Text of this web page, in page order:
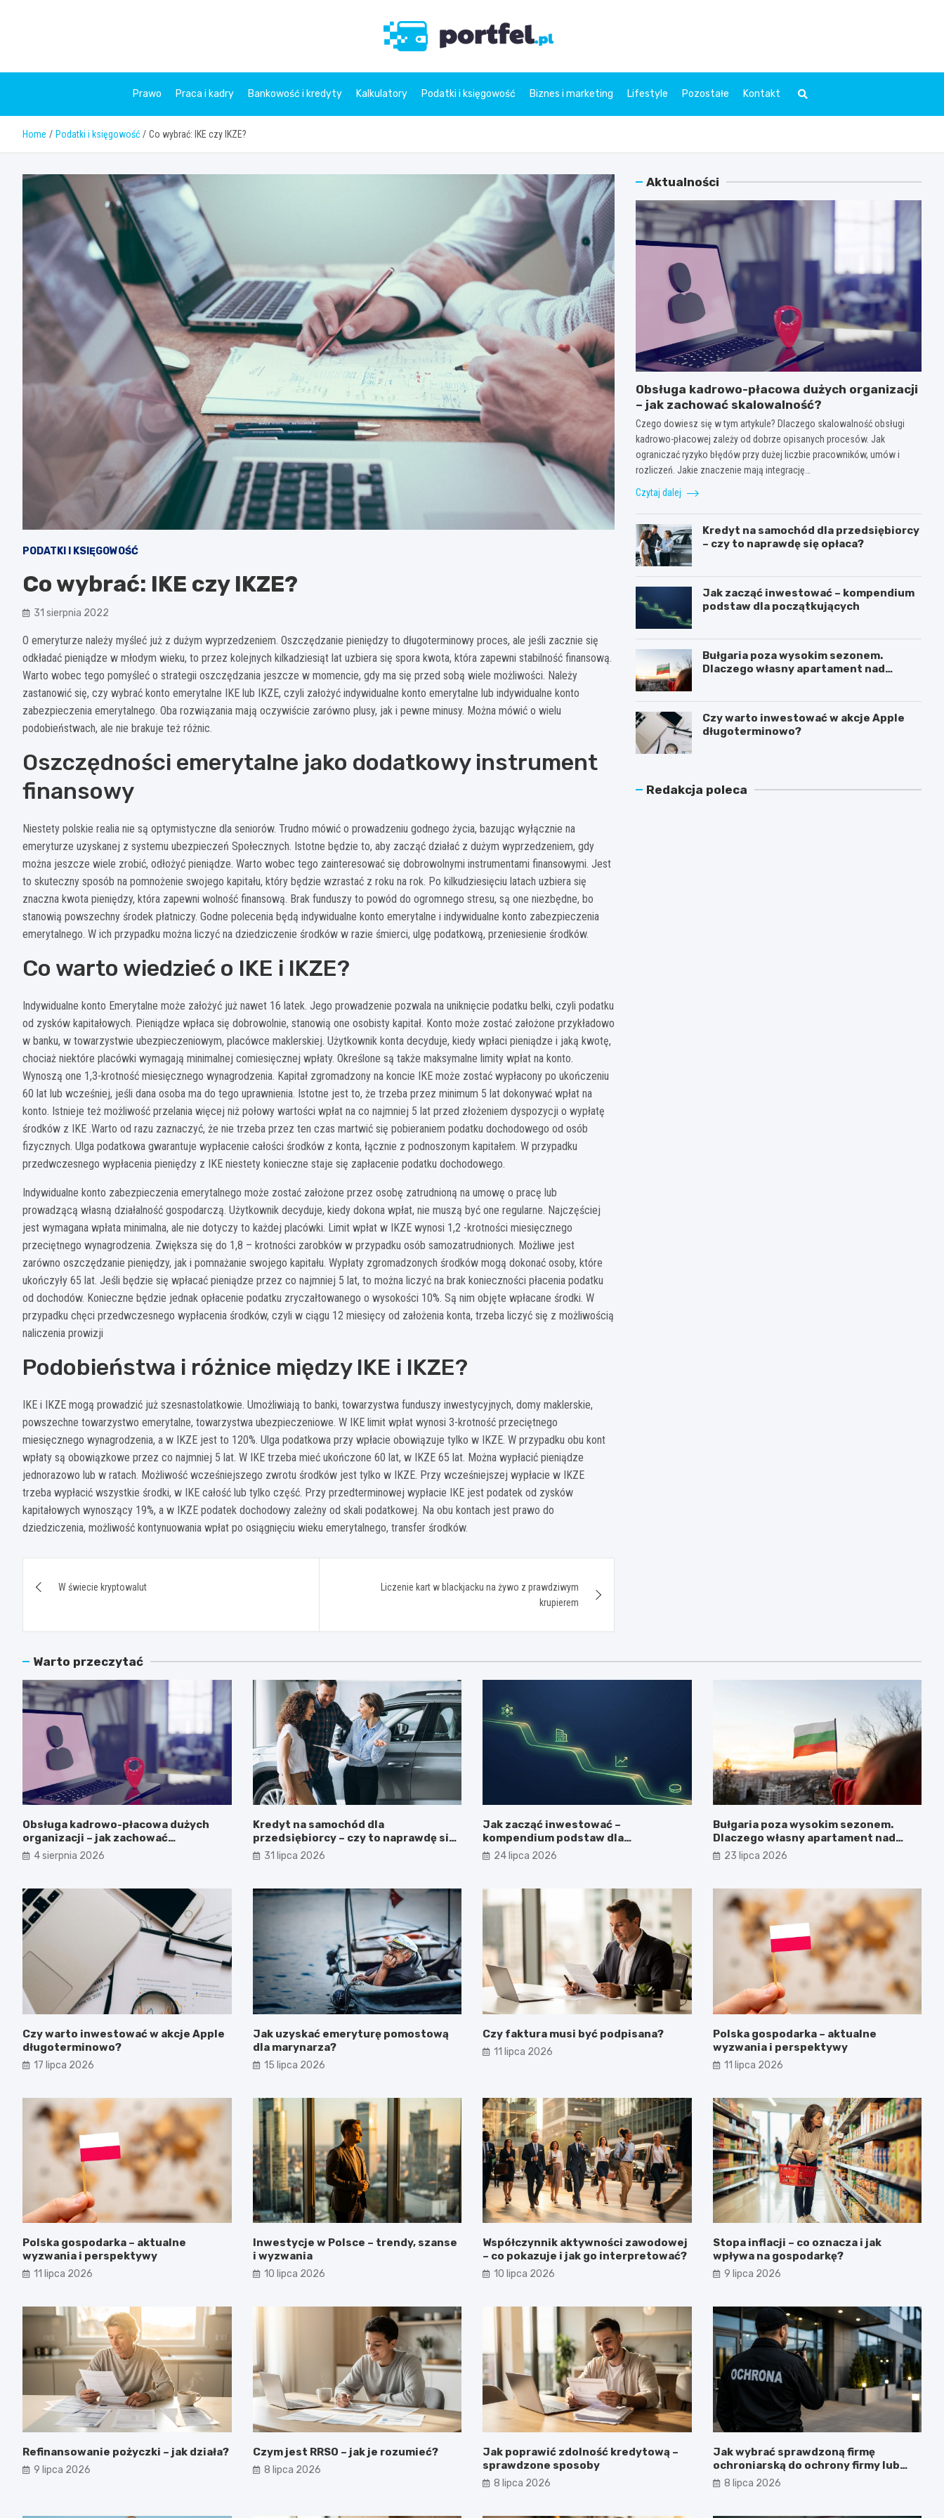
Prawo Praca i kadry Bankowość i kredyty Kalkulatory Podatki i księgowość Biznes i marketing Lifestyle Pozostałe Kontakt
Home Podatki i księgowość Co wybrać: IKE czy IKZE?
PODATKI I KSIĘGOWOŚĆ
Co wybrać: IKE czy IKZE?
31 sierpnia 2022
O emeryturze należy myśleć już z dużym wyprzedzeniem. Oszczędzanie pieniędzy to długoterminowy proces, ale jeśli zacznie się
odkładać pieniądze w młodym wieku, to przez kolejnych kilkadziesiąt lat uzbiera się spora kwota, która zapewni stabilność finansową.
Warto wobec tego pomyśleć o strategii oszczędzania jeszcze w momencie, gdy ma się przed sobą wiele możliwości. Należy
zastanowić się, czy wybrać konto emerytalne IKE lub IKZE, czyli założyć indywidualne konto emerytalne lub indywidualne konto
zabezpieczenia emerytalnego. Oba rozwiązania mają oczywiście zarówno plusy, jak i pewne minusy. Można mówić o wielu
podobieństwach, ale nie brakuje też różnic.
Oszczędności emerytalne jako dodatkowy instrument
finansowy
Niestety polskie realia nie są optymistyczne dla seniorów. Trudno mówić o prowadzeniu godnego życia, bazując wyłącznie na
emeryturze uzyskanej z systemu ubezpieczeń Społecznych. Istotne będzie to, aby zacząć działać z dużym wyprzedzeniem, gdy
można jeszcze wiele zrobić, odłożyć pieniądze. Warto wobec tego zainteresować się dobrowolnymi instrumentami finansowymi. Jest
to skuteczny sposób na pomnożenie swojego kapitału, który będzie wzrastać z roku na rok. Po kilkudziesięciu latach uzbiera się
znaczna kwota pieniędzy, która zapewni wolność finansową. Brak funduszy to powód do ogromnego stresu, są one niezbędne, bo
stanowią powszechny środek płatniczy. Godne polecenia będą indywidualne konto emerytalne i indywidualne konto zabezpieczenia
emerytalnego. W ich przypadku można liczyć na dziedziczenie środków w razie śmierci, ulgę podatkową, przeniesienie środków.
Co warto wiedzieć o IKE i IKZE?
Indywidualne konto Emerytalne może założyć już nawet 16 latek. Jego prowadzenie pozwala na uniknięcie podatku belki, czyli podatku
od zysków kapitałowych. Pieniądze wpłaca się dobrowolnie, stanowią one osobisty kapitał. Konto może zostać założone przykładowo
w banku, w towarzystwie ubezpieczeniowym, placówce maklerskiej. Użytkownik konta decyduje, kiedy wpłaci pieniądze i jaką kwotę,
chociaż niektóre placówki wymagają minimalnej comiesięcznej wpłaty. Określone są także maksymalne limity wpłat na konto.
Wynoszą one 1,3-krotność miesięcznego wynagrodzenia. Kapitał zgromadzony na koncie IKE może zostać wypłacony po ukończeniu
60 lat lub wcześniej, jeśli dana osoba ma do tego uprawnienia. Istotne jest to, że trzeba przez minimum 5 lat dokonywać wpłat na
konto. Istnieje też możliwość przelania więcej niż połowy wartości wpłat na co najmniej 5 lat przed złożeniem dyspozycji o wypłatę
środków z IKE .Warto od razu zaznaczyć, że nie trzeba przez ten czas martwić się pobieraniem podatku dochodowego od osób
fizycznych. Ulga podatkowa gwarantuje wypłacenie całości środków z konta, łącznie z podnoszonym kapitałem. W przypadku
przedwczesnego wypłacenia pieniędzy z IKE niestety konieczne staje się zapłacenie podatku dochodowego.
Indywidualne konto zabezpieczenia emerytalnego może zostać założone przez osobę zatrudnioną na umowę o pracę lub
prowadzącą własną działalność gospodarczą. Użytkownik decyduje, kiedy dokona wpłat, nie muszą być one regularne. Najczęściej
jest wymagana wpłata minimalna, ale nie dotyczy to każdej placówki. Limit wpłat w IKZE wynosi 1,2 -krotności miesięcznego
przeciętnego wynagrodzenia. Zwiększa się do 1,8 – krotności zarobków w przypadku osób samozatrudnionych. Możliwe jest
zarówno oszczędzanie pieniędzy, jak i pomnażanie swojego kapitału. Wypłaty zgromadzonych środków mogą dokonać osoby, które
ukończyły 65 lat. Jeśli będzie się wpłacać pieniądze przez co najmniej 5 lat, to można liczyć na brak konieczności płacenia podatku
od dochodów. Konieczne będzie jednak opłacenie podatku zryczałtowanego o wysokości 10%. Są nim objęte wpłacane środki. W
przypadku chęci przedwczesnego wypłacenia środków, czyli w ciągu 12 miesięcy od założenia konta, trzeba liczyć się z możliwością
naliczenia prowizji
Podobieństwa i różnice między IKE i IKZE?
IKE i IKZE mogą prowadzić już szesnastolatkowie. Umożliwiają to banki, towarzystwa funduszy inwestycyjnych, domy maklerskie,
powszechne towarzystwo emerytalne, towarzystwa ubezpieczeniowe. W IKE limit wpłat wynosi 3-krotność przeciętnego
miesięcznego wynagrodzenia, a w IKZE jest to 120%. Ulga podatkowa przy wpłacie obowiązuje tylko w IKZE. W przypadku obu kont
wpłaty są obowiązkowe przez co najmniej 5 lat. W IKE trzeba mieć ukończone 60 lat, w IKZE 65 lat. Można wypłacić pieniądze
jednorazowo lub w ratach. Możliwość wcześniejszego zwrotu środków jest tylko w IKZE. Przy wcześniejszej wypłacie w IKZE
trzeba wypłacić wszystkie środki, w IKE całość lub tylko część. Przy przedterminowej wypłacie IKE jest podatek od zysków
kapitałowych wynoszący 19%, a w IKZE podatek dochodowy zależny od skali podatkowej. Na obu kontach jest prawo do
dziedziczenia, możliwość kontynuowania wpłat po osiągnięciu wieku emerytalnego, transfer środków.
wpisu
W świecie kryptowalut
Liczenie kart w blackjacku na żywo z prawdziwym
krupierem
Aktualności
Obsługa kadrowo-płacowa dużych organizacji
– jak zachować skalowalność?
Czego dowiesz się w tym artykule? Dlaczego skalowalność obsługi
kadrowo-płacowej zależy od dobrze opisanych procesów. Jak
ograniczać ryzyko błędów przy dużej liczbie pracowników, umów i
rozliczeń. Jakie znaczenie mają integrację…
Czytaj dalej
Kredyt na samochód dla przedsiębiorcy
– czy to naprawdę się opłaca?
Jak zacząć inwestować – kompendium
podstaw dla początkujących
Bułgaria poza wysokim sezonem.
Dlaczego własny apartament nad
Czy warto inwestować w akcje Apple
długoterminowo?
Redakcja poleca
Warto przeczytać
Obsługa kadrowo-płacowa dużych
organizacji – jak zachować
skalowalność?
4 sierpnia 2026
Kredyt na samochód dla
przedsiębiorcy – czy to naprawdę się
opłaca?
31 lipca 2026
Jak zacząć inwestować –
kompendium podstaw dla
początkujących
24 lipca 2026
Bułgaria poza wysokim sezonem.
Dlaczego własny apartament nad
Morzem Czarnym opłaca się nie tylko
latem?
23 lipca 2026
Czy warto inwestować w akcje Apple
długoterminowo?
17 lipca 2026
Jak uzyskać emeryturę pomostową
dla marynarza?
15 lipca 2026
Czy faktura musi być podpisana?
11 lipca 2026
Polska gospodarka – aktualne
wyzwania i perspektywy
11 lipca 2026
Polska gospodarka – aktualne
wyzwania i perspektywy
11 lipca 2026
Inwestycje w Polsce – trendy, szanse
i wyzwania
10 lipca 2026
Współczynnik aktywności zawodowej
– co pokazuje i jak go interpretować?
10 lipca 2026
Stopa inflacji – co oznacza i jak
wpływa na gospodarkę?
9 lipca 2026
Refinansowanie pożyczki – jak działa?
9 lipca 2026
Czym jest RRSO – jak je rozumieć?
8 lipca 2026
Jak poprawić zdolność kredytową –
sprawdzone sposoby
8 lipca 2026
Jak wybrać sprawdzoną firmę
ochroniarską do ochrony firmy lub
obiektu?
8 lipca 2026